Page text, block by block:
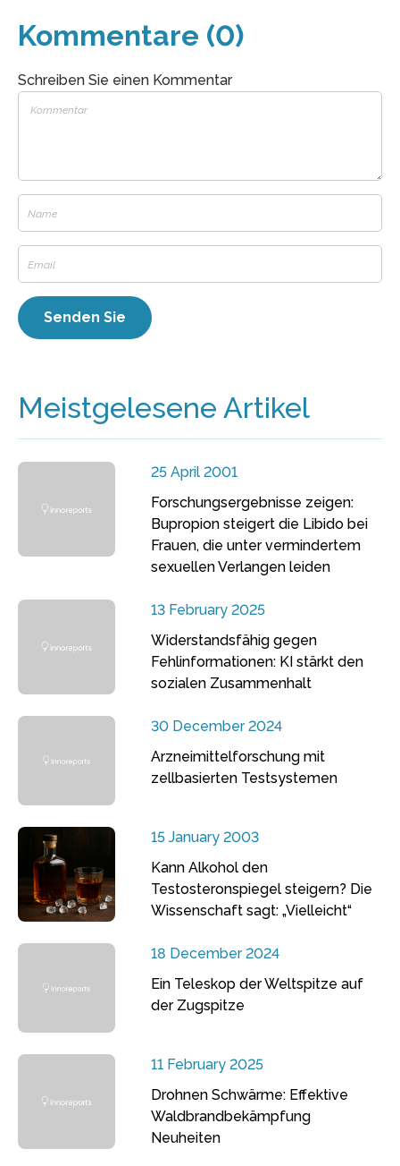
Kommentare (0)
Schreiben Sie einen Kommentar
Meistgelesene Artikel
25 April 2001
Forschungsergebnisse zeigen:
Bupropion steigert die Libido bei
Frauen, die unter vermindertem
sexuellen Verlangen leiden
13 February 2025
Widerstandsfähig gegen
Fehlinformationen: KI stärkt den
sozialen Zusammenhalt
30 December 2024
Arzneimittelforschung mit
zellbasierten Testsystemen
15 January 2003
Kann Alkohol den
Testosteronspiegel steigern? Die
Wissenschaft sagt: „Vielleicht“
18 December 2024
Ein Teleskop der Weltspitze auf
der Zugspitze
11 February 2025
Drohnen Schwärme: Effektive
Waldbrandbekämpfung
Neuheiten